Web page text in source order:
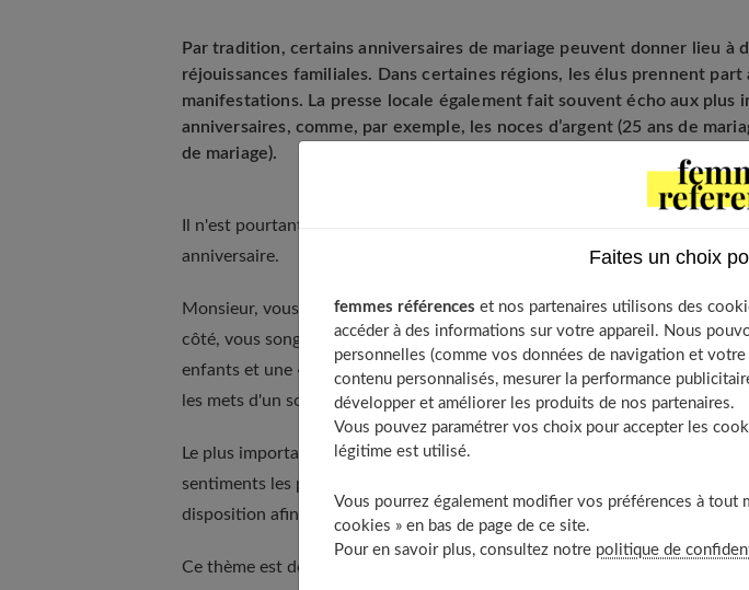
Par tradition, certains anniversaires de mariage peuvent donner lieu à
réjouissances familiales. Dans certaines régions, les élus prennent part
manifestations. La presse locale également fait souvent écho aux plus
anniversaires, comme, par exemple, les noces d’argent (25 ans de
de mariage).
Il n'est pourtant pas nécessaire d'attendre vingt-cinq années pour
anniversaire.
Monsieur, vous aurez à cœur de marquer cette date par des fleurs ou un
côté, vous songerez à vous « faire une beauté » et à prévoir les petits
enfants et une « sortie » envisagée, vous prévoirez la personne qui en
les mets d'un souper en tête à tête.
Le plus important de tout pour le mari est de ne pas oublier la date ! Cela
sentiments les plus tendres, et faire plus de peine qu'on ne l'imagine.
disposition afin d'éviter un tel accident.
Ce thème est développé en détail dans notre article sur
Faites un choix
femmes références et nos partenaires utilisons des
accéder à des informations sur votre appareil. Nous
personnelles (comme vos données de navigation et
contenu personnalisés, mesurer la performance
développer et améliorer les produits de nos partenaires.
Vous pouvez paramétrer vos choix pour accepter les
légitime est utilisé.
Vous pourrez également modifier vos préférences à tout
cookies » en bas de page de ce site.
Pour en savoir plus, consultez notre politique de